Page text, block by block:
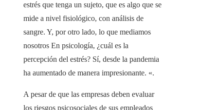
estrés que tenga un sujeto, que es algo que se
mide a nivel fisiológico, con análisis de
sangre. Y, por otro lado, lo que mediamos
nosotros En psicología, ¿cuál es la
percepción del estrés? Sí, desde la pandemia
ha aumentado de manera impresionante. «.
A pesar de que las empresas deben evaluar
los riesgos psicosociales de sus empleados